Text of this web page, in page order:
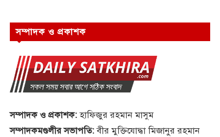
সম্পাদক ও প্রকাশক
সম্পাদক ও প্রকাশক:হাফিজুর রহমান মাসুম
সম্পাদকমণ্ডলীর সভাপতি:বীর মুক্তিযোদ্ধা মিজানুর রহমান